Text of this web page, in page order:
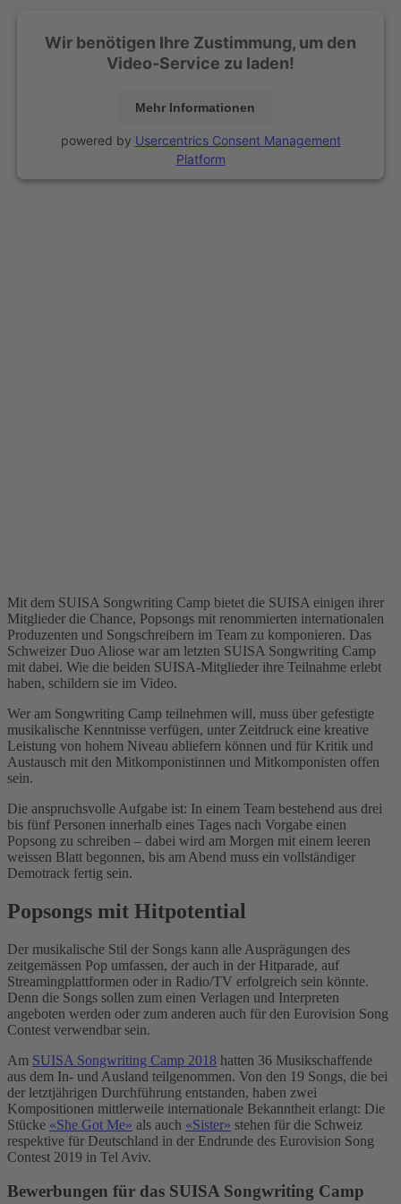
Wir benötigen Ihre Zustimmung, um den
Video-Service zu laden!
Mehr Informationen
powered by Usercentrics Consent Management
Platform
Mit dem SUISA Songwriting Camp bietet die SUISA einigen ihrer
Mitglieder die Chance, Popsongs mit renommierten internationalen
Produzenten und Songschreibern im Team zu komponieren. Das
Schweizer Duo Aliose war am letzten SUISA Songwriting Camp
mit dabei. Wie die beiden SUISA-Mitglieder ihre Teilnahme erlebt
haben, schildern sie im Video.
Wer am Songwriting Camp teilnehmen will, muss über gefestigte
musikalische Kenntnisse verfügen, unter Zeitdruck eine kreative
Leistung von hohem Niveau abliefern können und für Kritik und
Austausch mit den Mitkomponistinnen und Mitkomponisten offen
sein.
Die anspruchsvolle Aufgabe ist: In einem Team bestehend aus drei
bis fünf Personen innerhalb eines Tages nach Vorgabe einen
Popsong zu schreiben – dabei wird am Morgen mit einem leeren
weissen Blatt begonnen, bis am Abend muss ein vollständiger
Demotrack fertig sein.
Popsongs mit Hitpotential
Der musikalische Stil der Songs kann alle Ausprägungen des
zeitgemässen Pop umfassen, der auch in der Hitparade, auf
Streamingplattformen oder in Radio/TV erfolgreich sein könnte.
Denn die Songs sollen zum einen Verlagen und Interpreten
angeboten werden oder zum anderen auch für den Eurovision Song
Contest verwendbar sein.
Am SUISA Songwriting Camp 2018 hatten 36 Musikschaffende
aus dem In- und Ausland teilgenommen. Von den 19 Songs, die bei
der letztjährigen Durchführung entstanden, haben zwei
Kompositionen mittlerweile internationale Bekanntheit erlangt: Die
Stücke «She Got Meۛ» als auch «Sister» stehen für die Schweiz
respektive für Deutschland in der Endrunde des Eurovision Song
Contest 2019 in Tel Aviv.
Bewerbungen für das SUISA Songwriting Camp